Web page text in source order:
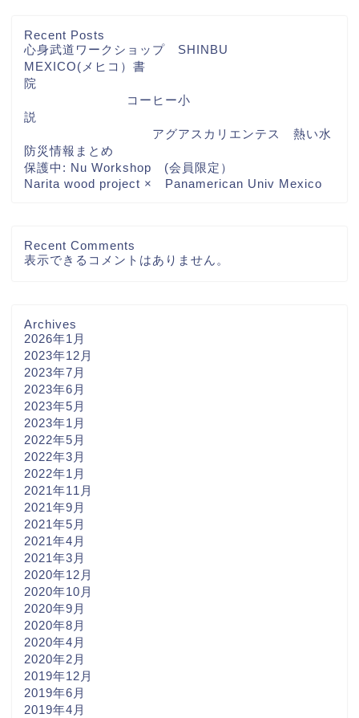
Recent Posts
心身武道ワークショップ SHINBU
MEXICO(メヒコ）書
院
コーヒー小
説
アグアスカリエンテス 熱い水
防災情報まとめ
保護中: Nu Workshop (会員限定）
Narita wood project × Panamerican Univ Mexico
Recent Comments
表示できるコメントはありません。
Archives
2026年1月
2023年12月
2023年7月
2023年6月
2023年5月
2023年1月
2022年5月
2022年3月
2022年1月
2021年11月
2021年9月
2021年5月
2021年4月
2021年3月
2020年12月
2020年10月
2020年9月
2020年8月
2020年4月
2020年2月
2019年12月
2019年6月
2019年4月